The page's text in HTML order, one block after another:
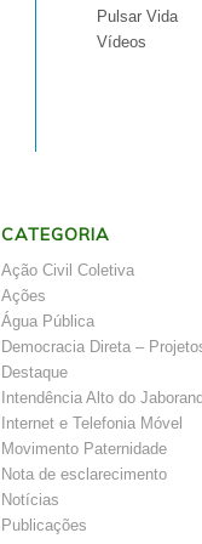
Pulsar Vida
Vídeos
CATEGORIA
Ação Civil Coletiva
Ações
Água Pública
Democracia Direta –
Destaque
Intendência Alto do
Internet e Telefonia Móvel
Movimento Paternidade
Nota de esclarecimento
Notícias
Publicações